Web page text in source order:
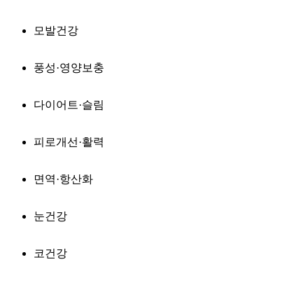
모발건강
풍성·영양보충
다이어트·슬림
피로개선·활력
면역·항산화
눈건강
코건강